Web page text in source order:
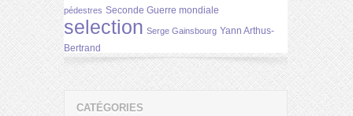
pédestres Seconde Guerre mondiale
selection Serge Gainsbourg Yann Arthus-
Bertrand
CATÉGORIES